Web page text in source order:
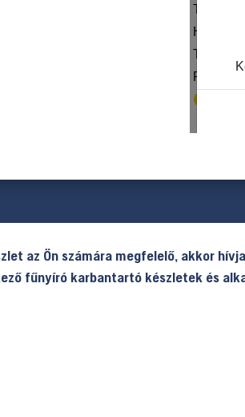
az Ön számára megfelelő, akkor
fűnyíró karbantartó készletek és